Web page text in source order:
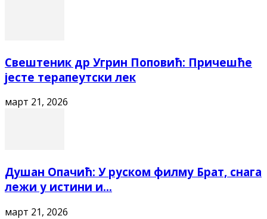
Свештеник др Угрин Поповић: Причешће
јесте терапеутски лек
март 21, 2026
Душан Опачић: У руском филму Брат, снага
лежи у истини и...
март 21, 2026